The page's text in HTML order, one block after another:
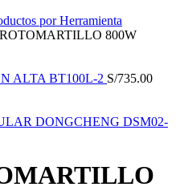
por Herramienta
800W
ALTA BT100L-2 S/735.00
DONGCHENG DSM02-